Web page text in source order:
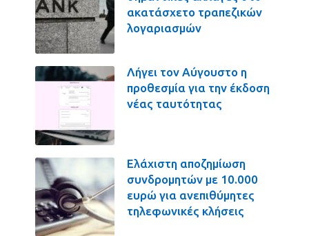
ακατάσχετο τραπεζικών
λογαριασμών
Λήγει τον Αύγουστο η
προθεσμία για την έκδοση
νέας ταυτότητας
Ελάχιστη αποζημίωση
συνδρομητών με 10.000
ευρώ για ανεπιθύμητες
τηλεφωνικές κλήσεις